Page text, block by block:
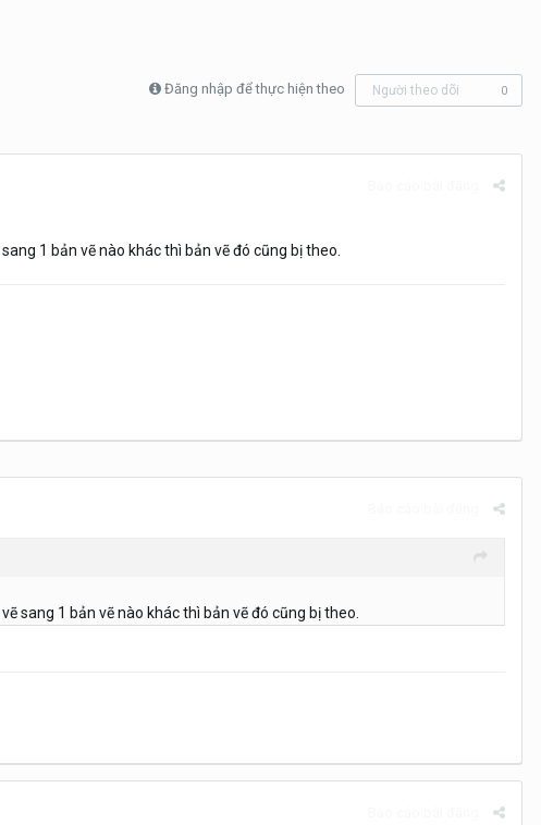
Đăng nhập để thực hiện theo Người theo dõi 0
1 bản vẽ nào khác thì bản vẽ đó cũng bị theo.
sang 1 bản vẽ nào khác thì bản vẽ đó cũng bị theo.